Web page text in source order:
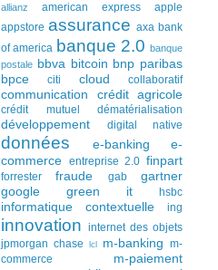
allianz american express
apple
appstore assurance axa bank
of america banque 2.0 banque
postale bbva bitcoin bnp paribas
bpce
citi cloud collaboratif
communication crédit agricole
crédit mutuel dématérialisation
développement digital native
données e-banking
e-
commerce entreprise 2.0 finpart
forrester fraude gab
gartner
google
green it hsbc
informatique contextuelle ing
innovation internet des objets
jpmorgan chase
lcl m-banking m-
commerce
m-paiement